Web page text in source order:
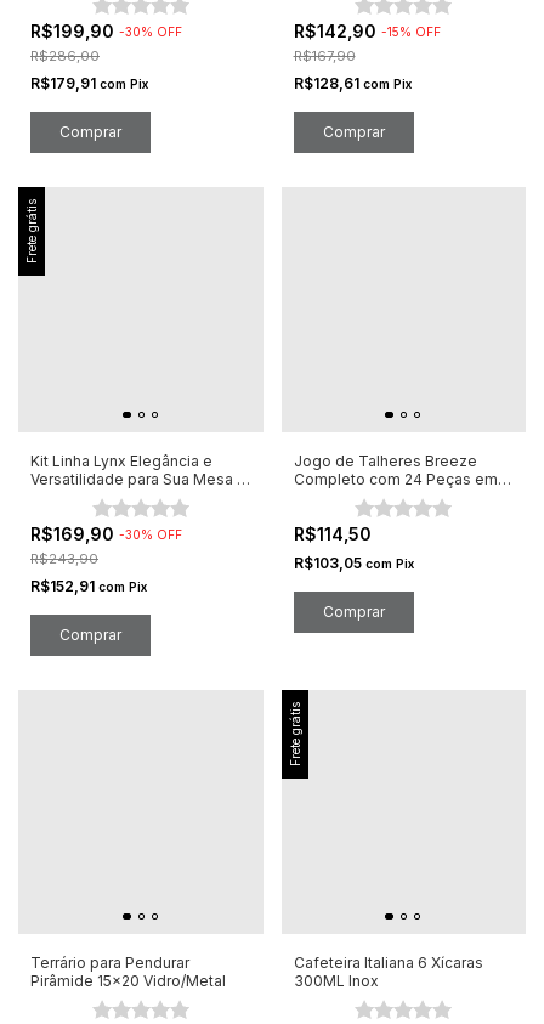
R$199,90 -30% OFF
R$286,00
R$179,91 com Pix
R$142,90 -15% OFF
R$167,90
R$128,61 com Pix
Frete grátis
Kit Linha Lynx Elegância e
Versatilidade para Sua Mesa 8
R$169,90 -30% OFF
R$243,90
R$152,91 com Pix
Jogo de Talheres Breeze
Completo com 24 Peças em
R$114,50
R$103,05 com Pix
Terrário para Pendurar
Pirâmide 15x20 Vidro/Metal
Frete grátis
Cafeteira Italiana 6 Xícaras
300ML Inox